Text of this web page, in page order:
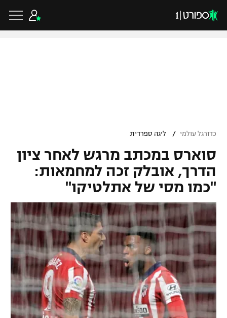
VOD
רץ ברשת
גביע הטוטו
ליגיונרים
גביע המדינה
נבחרת ישראל
מכבי חיפה
בית"ר ירושלים
מכבי תל אביב
ליגת האלופות
ליגה אירופית
ליגה אנגלית
ליגה גרמנית
ליגה ספרדית
ליגה איטלקית
ליגה צרפתית
כדורסל ישראלי
ליגת ווינר סל
ליגה לאומית
כדורסל נשים
מכבי תל אביב
הפועל חולון
הפועל ירושלים
כדורסל עולמי
NBA
יורוליג
יורוקאפ
ענפים נוספים
טניס
כדוריד
כדורעף
כדורגל עולמי / ליגה ספרדית
סוארס במכתב מרגש לאחר ציון
הדרך, אובלק זכה למחמאות:
"כמו מסי של אתלטיקו"